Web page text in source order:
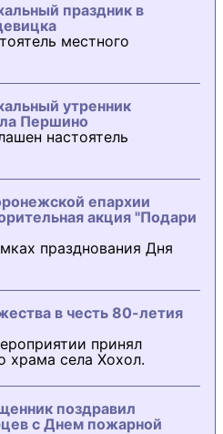
праздник в
местного
утренник
Першино
настоятель
епархии
акция "Подари
празднования Дня
в честь 80-летия
принял
храма села Хохол.
поздравил
с Днем пожарной